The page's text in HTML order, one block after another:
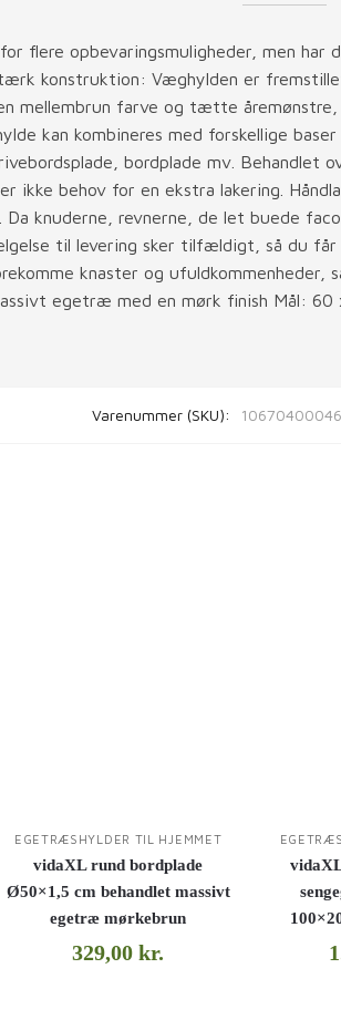
flere opbevaringsmuligheder, men
konstruktion: Væghylden er
mellembrun farve og tætte åremønstre,
kan kombineres med forskellige
bordplade mv. Behandlet
ikke behov for en ekstra lakering.
Da knuderne, revnerne, de let buede
til levering sker tilfældigt, så du
knaster og
egetræ med en mørk finish Mål:
Varenummer (SKU):
EGETRÆSHYLDER TIL HJEMMET
vidaXL rund bordplade
Ø50×1,5 cm behandlet massivt
egetræ mørkebrun
329,00kr.